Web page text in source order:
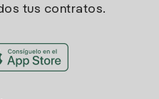
tus contratos.